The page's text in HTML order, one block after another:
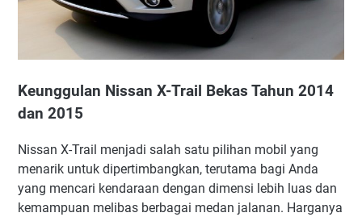
Keunggulan Nissan X-Trail Bekas Tahun 2014
dan 2015
Nissan X-Trail menjadi salah satu pilihan mobil yang
menarik untuk dipertimbangkan, terutama bagi Anda
yang mencari kendaraan dengan dimensi lebih luas dan
kemampuan melibas berbagai medan jalanan. Harganya